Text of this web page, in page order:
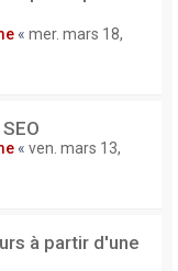
« mer. mars 18,
« ven. mars 13,
à partir d'une